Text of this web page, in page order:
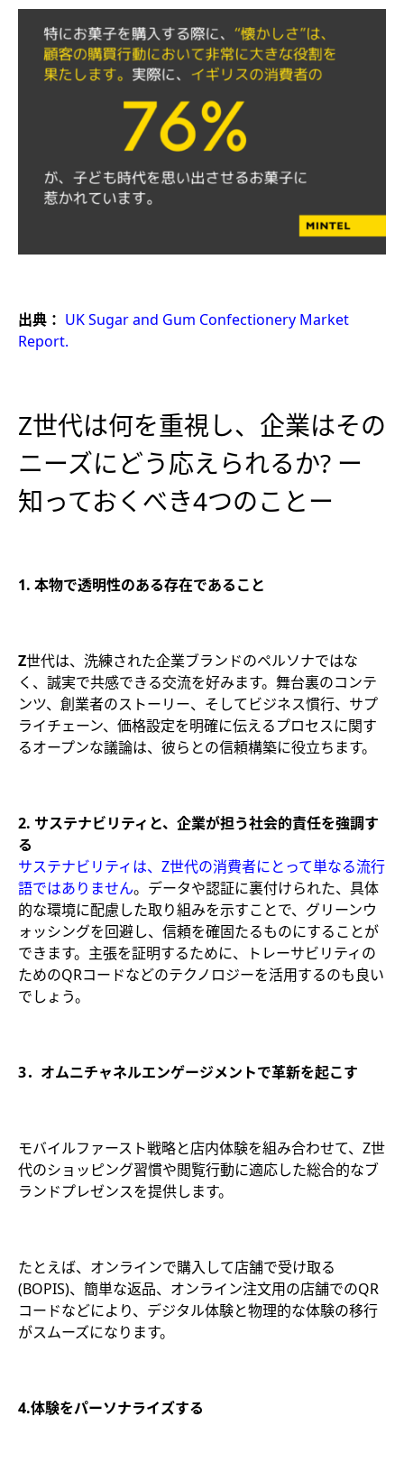
出典 ： UK Sugar and Gum Confectionery Market
Report.
Z世代は何を重視し、企業はその
ニーズにどう応えられるか? ー
知っておくべき4つのことー
1. 本物で透明性のある存在であること
Z世代は、洗練された企業ブランドのペルソナではな
く、誠実で共感できる交流を好みます。舞台裏のコンテ
ンツ、創業者のストーリー、そしてビジネス慣行、サプ
ライチェーン、価格設定を明確に伝えるプロセスに関す
るオープンな議論は、彼らとの信頼構築に役立ちます。
2. サステナビリティと、企業が担う社会的責任を強調す
る
サステナビリティは、Z世代の消費者にとって単なる流行
語ではありません。データや認証に裏付けられた、具体
的な環境に配慮した取り組みを示すことで、グリーンウ
ォッシングを回避し、信頼を確固たるものにすることが
できます。主張を証明するために、トレーサビリティの
ためのQRコードなどのテクノロジーを活用するのも良い
でしょう。
3． オムニチャネルエンゲージメントで革新を起こす
モバイルファースト戦略と店内体験を組み合わせて、Z世
代のショッピング習慣や閲覧行動に適応した総合的なブ
ランドプレゼンスを提供します。
たとえば、オンラインで購入して店舗で受け取る
(BOPIS)、簡単な返品、オンライン注文用の店舗でのQR
コードなどにより、デジタル体験と物理的な体験の移行
がスムーズになります。
4.体験をパーソナライズする